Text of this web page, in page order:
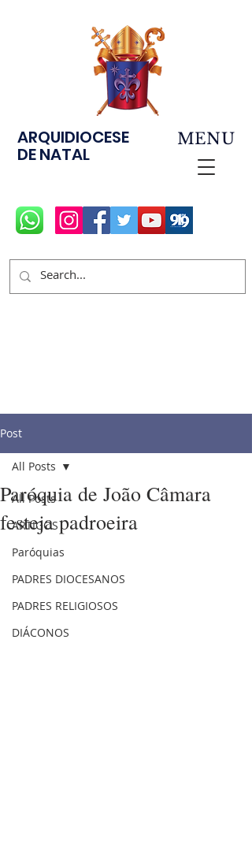
ARQUIDIOCESE
DE NATAL
MENU
Post
All Posts
ARTIGOS
Paróquias
PADRES DIOCESANOS
PADRES RELIGIOSOS
DIÁCONOS
All Posts
Paróquia de João Câmara
festeja padroeira